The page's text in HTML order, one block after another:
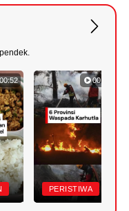
00:52 00:59
PERISTIWA